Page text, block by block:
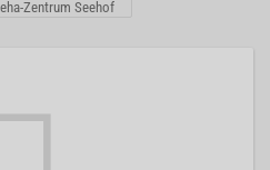
Zentrum Seehof